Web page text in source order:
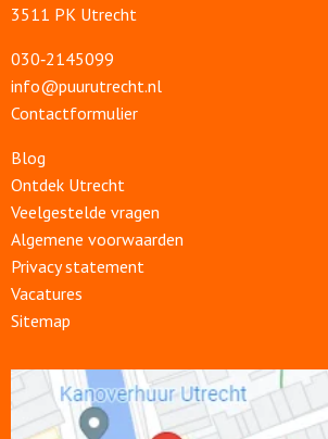
3511 PK Utrecht
030‑2145099
info@puurutrecht.nl
Contactformulier
Blog
Ontdek Utrecht
Veelgestelde vragen
Algemene voorwaarden
Privacy statement
Vacatures
Sitemap
link